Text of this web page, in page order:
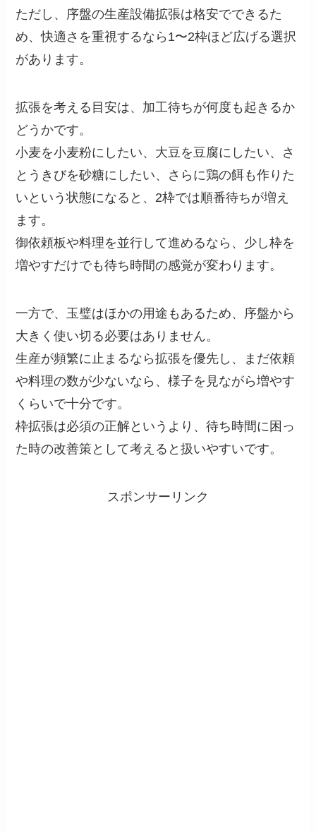
ただし、序盤の生産設備拡張は格安でできるた
め、快適さを重視するなら1〜2枠ほど広げる選択
があります。
拡張を考える目安は、加工待ちが何度も起きるか
どうかです。
小麦を小麦粉にしたい、大豆を豆腐にしたい、さ
とうきびを砂糖にしたい、さらに鶏の餌も作りた
いという状態になると、2枠では順番待ちが増え
ます。
御依頼板や料理を並行して進めるなら、少し枠を
増やすだけでも待ち時間の感覚が変わります。
一方で、玉璧はほかの用途もあるため、序盤から
大きく使い切る必要はありません。
生産が頻繁に止まるなら拡張を優先し、まだ依頼
や料理の数が少ないなら、様子を見ながら増やす
くらいで十分です。
枠拡張は必須の正解というより、待ち時間に困っ
た時の改善策として考えると扱いやすいです。
スポンサーリンク